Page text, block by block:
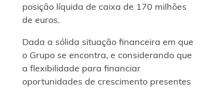
posição líquida de caixa de 170 milhões
de euros.
Dada a sólida situação financeira em que
o Grupo se encontra, e considerando que
a flexibilidade para financiar
oportunidades de crescimento presentes